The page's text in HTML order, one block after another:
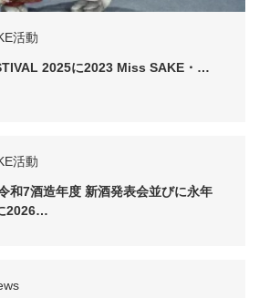
活動
2025に2023 Miss SAKE・…
活動
和7酒造年度 新酒発表会並びに永年
2026…